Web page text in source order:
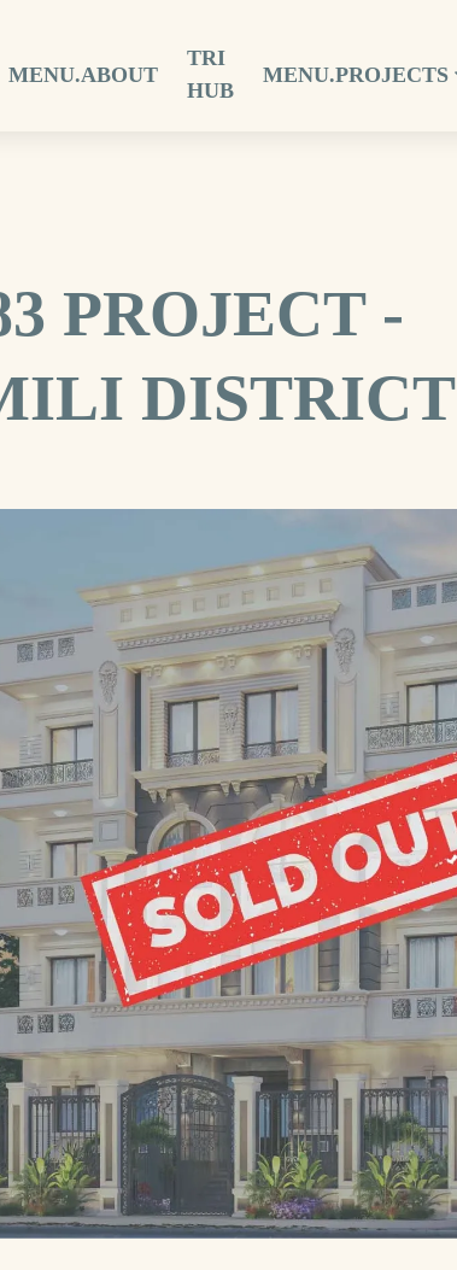
MENU.ABOUT
TRI
HUB
MENU.PROJECTS
PROJECT -
DISTRICT